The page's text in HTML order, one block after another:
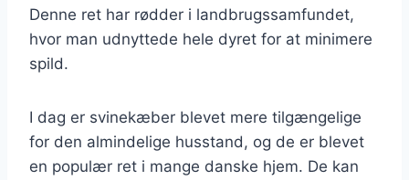
Denne ret har rødder i landbrugssamfundet,
hvor man udnyttede hele dyret for at minimere
spild.
I dag er svinekæber blevet mere tilgængelige
for den almindelige husstand, og de er blevet
en populær ret i mange danske hjem. De kan